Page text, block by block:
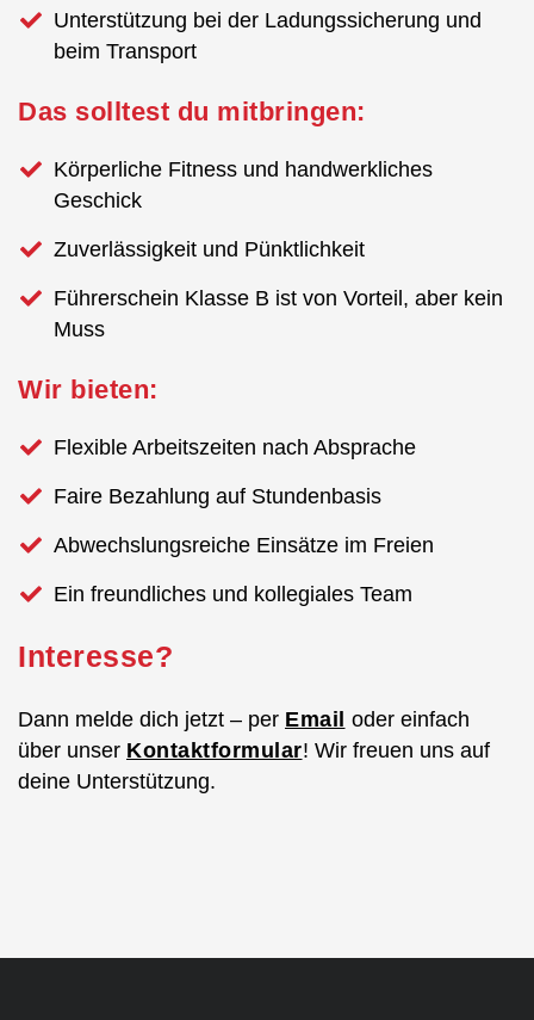
Unterstützung bei der Ladungssicherung und
beim Transport
Das solltest du mitbringen:
Körperliche Fitness und handwerkliches
Geschick
Zuverlässigkeit und Pünktlichkeit
Führerschein Klasse B ist von Vorteil, aber kein
Muss
Wir bieten:
Flexible Arbeitszeiten nach Absprache
Faire Bezahlung auf Stundenbasis
Abwechslungsreiche Einsätze im Freien
Ein freundliches und kollegiales Team
Interesse?
Dann melde dich jetzt – per Email oder einfach
über unser Kontaktformular! Wir freuen uns auf
deine Unterstützung.